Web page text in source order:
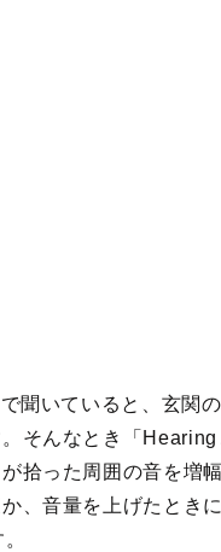
聞いていると、玄関
そんなとき「
拾った周囲の音を増
、音量を上げたとき